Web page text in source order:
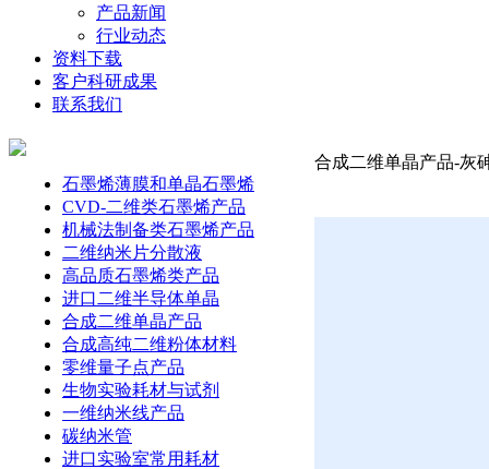
产品新闻
行业动态
资料下载
客户科研成果
联系我们
石墨烯薄膜和单晶石墨烯
CVD-二维类石墨烯产品
机械法制备类石墨烯产品
二维纳米片分散液
高品质石墨烯类产品
进口二维半导体单晶
合成二维单晶产品
合成高纯二维粉体材料
零维量子点产品
生物实验耗材与试剂
一维纳米线产品
碳纳米管
进口实验室常用耗材
合成二维单晶产品-灰